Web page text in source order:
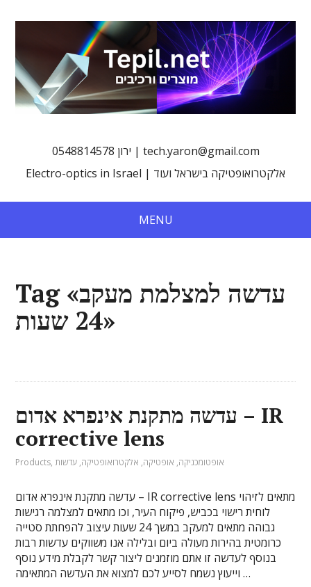
0548814578 ירון | tech.yaron@gmail.com
Electro-optics in Israel | אלקטרואופטיקה בישראל ועוד
MENU
Tag «עדשה למצלמת מעקב
24 שעות»
עדשה מתקנת אינפרא אדום – IR
corrective lens
Products, אופטומכניקה, אופטיקה, אלקטרואופטיקה, עדשות
עדשה מתקנת אינפרא אדום – IR corrective lens מתאים לזיהוי
לוחית רישוי בכביש, פיקוח העיר, וכו מתאים למצלמה רגישות
גבוהה מתאים למעקב במשך 24 שעות עיצוב להפחתת סטייה
כרומטית בהירות מעולה ביום ובלילה אנו משווקים עדשות רבות
בנוסף לעדשה זו אתם מוזמנים ליצור קשר לקבלת מידע נוסף
וייעוץ נשמח לסייע לכם למצוא את העדשה המתאימה …